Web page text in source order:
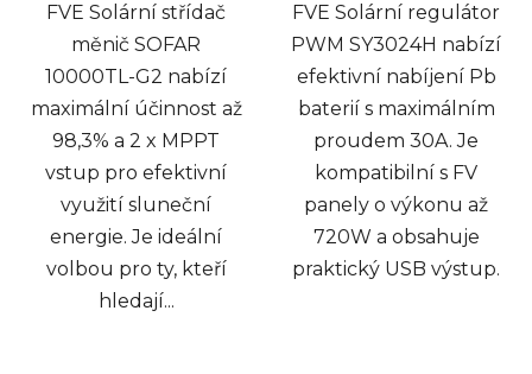
FVE Solární střídač
měnič SOFAR
10000TL-G2 nabízí
maximální účinnost až
98,3% a 2 x MPPT
vstup pro efektivní
využití sluneční
energie. Je ideální
volbou pro ty, kteří
hledají...
FVE Solární regulátor
PWM SY3024H nabízí
efektivní nabíjení Pb
baterií s maximálním
proudem 30A. Je
kompatibilní s FV
panely o výkonu až
720W a obsahuje
praktický USB výstup.